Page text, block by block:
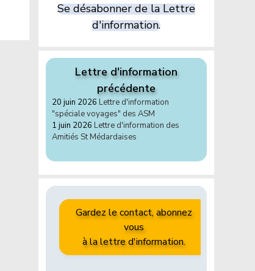
Se désabonner de la Lettre
d'information.
Lettre d'information
précédente
20 juin 2026 Lettre d'information
"spéciale voyages" des ASM
1 juin 2026 Lettre d'information des
Amitiés St Médardaises
Gardez le contact, abonnez
vous
à la lettre d'information.